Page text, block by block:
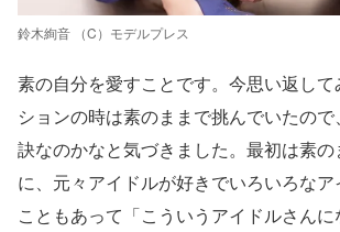
鈴木絢音 （C）モデルプレス
素の自分を愛すことです。今思い返して
ションの時は素のままで挑んでいたの
訣なのかなと気づきました。最初は素
に、元々アイドルが好きでいろいろな
こともあって「こういうアイドルさんに